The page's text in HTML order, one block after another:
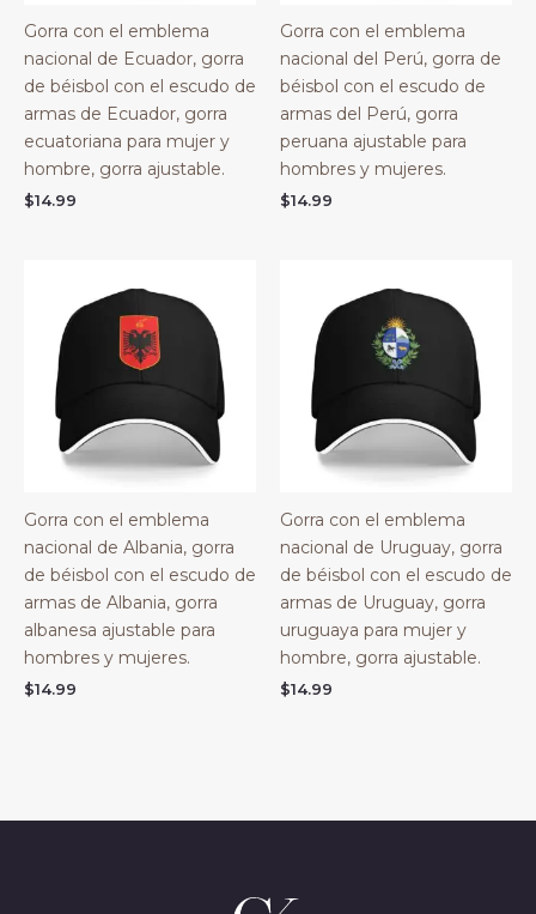
Gorra con el emblema
nacional de Ecuador, gorra
de béisbol con el escudo de
armas de Ecuador, gorra
ecuatoriana para mujer y
hombre, gorra ajustable.
$14.99
Gorra con el emblema
nacional del Perú, gorra de
béisbol con el escudo de
armas del Perú, gorra
peruana ajustable para
hombres y mujeres.
$14.99
Gorra con el emblema
nacional de Albania, gorra
de béisbol con el escudo de
armas de Albania, gorra
albanesa ajustable para
hombres y mujeres.
$14.99
Gorra con el emblema
nacional de Uruguay, gorra
de béisbol con el escudo de
armas de Uruguay, gorra
uruguaya para mujer y
hombre, gorra ajustable.
$14.99